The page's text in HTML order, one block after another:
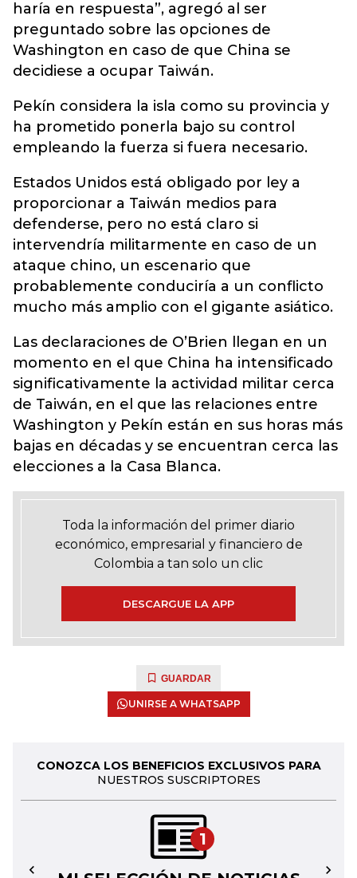
haría en respuesta”, agregó al ser
preguntado sobre las opciones de
Washington en caso de que China se
decidiese a ocupar Taiwán.
Pekín considera la isla como su provincia y
ha prometido ponerla bajo su control
empleando la fuerza si fuera necesario.
Estados Unidos está obligado por ley a
proporcionar a Taiwán medios para
defenderse, pero no está claro si
intervendría militarmente en caso de un
ataque chino, un escenario que
probablemente conduciría a un conflicto
mucho más amplio con el gigante asiático.
Las declaraciones de O’Brien llegan en un
momento en el que China ha intensificado
significativamente la actividad militar cerca
de Taiwán, en el que las relaciones entre
Washington y Pekín están en sus horas más
bajas en décadas y se encuentran cerca las
elecciones a la Casa Blanca.
Toda la información del primer diario
económico, empresarial y financiero de
Colombia a tan solo un clic
DESCARGUE LA APP
GUARDAR
UNIRSE A WHATSAPP
CONOZCA LOS BENEFICIOS EXCLUSIVOS PARA
NUESTROS SUSCRIPTORES
1